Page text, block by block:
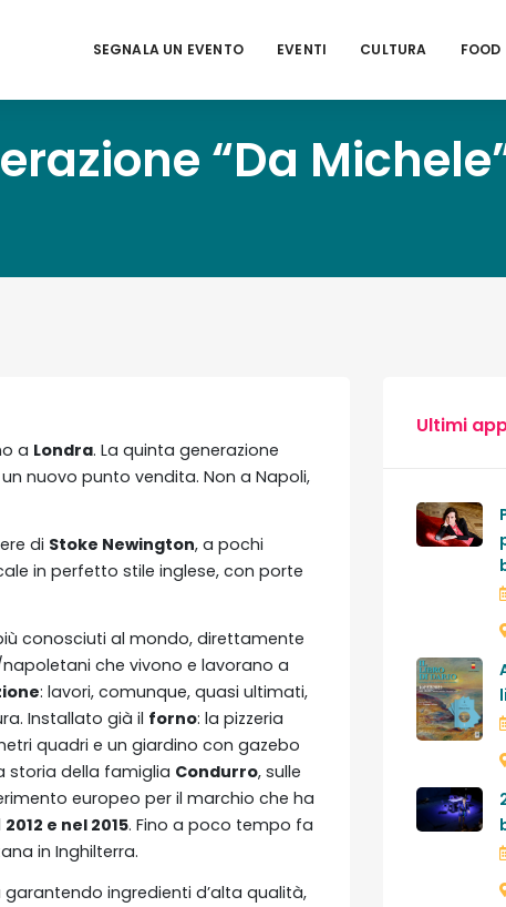
SEGNALA UN EVENTO EVENTI CULTURA FOOD
“Da
a Londra. La quinta generazione
nuovo punto vendita. Non a Napoli,
di Stoke Newington, a pochi
in perfetto stile inglese, con porte
conosciuti al mondo, direttamente
che vivono e lavorano a
: lavori, comunque, quasi ultimati,
Installato già il forno: la pizzeria
quadri e un giardino con gazebo
storia della famiglia Condurro, sulle
europeo per il marchio che ha
2012 e nel 2015. Fino a poco tempo fa
in Inghilterra.
ingredienti d’alta qualità,
Ultimi